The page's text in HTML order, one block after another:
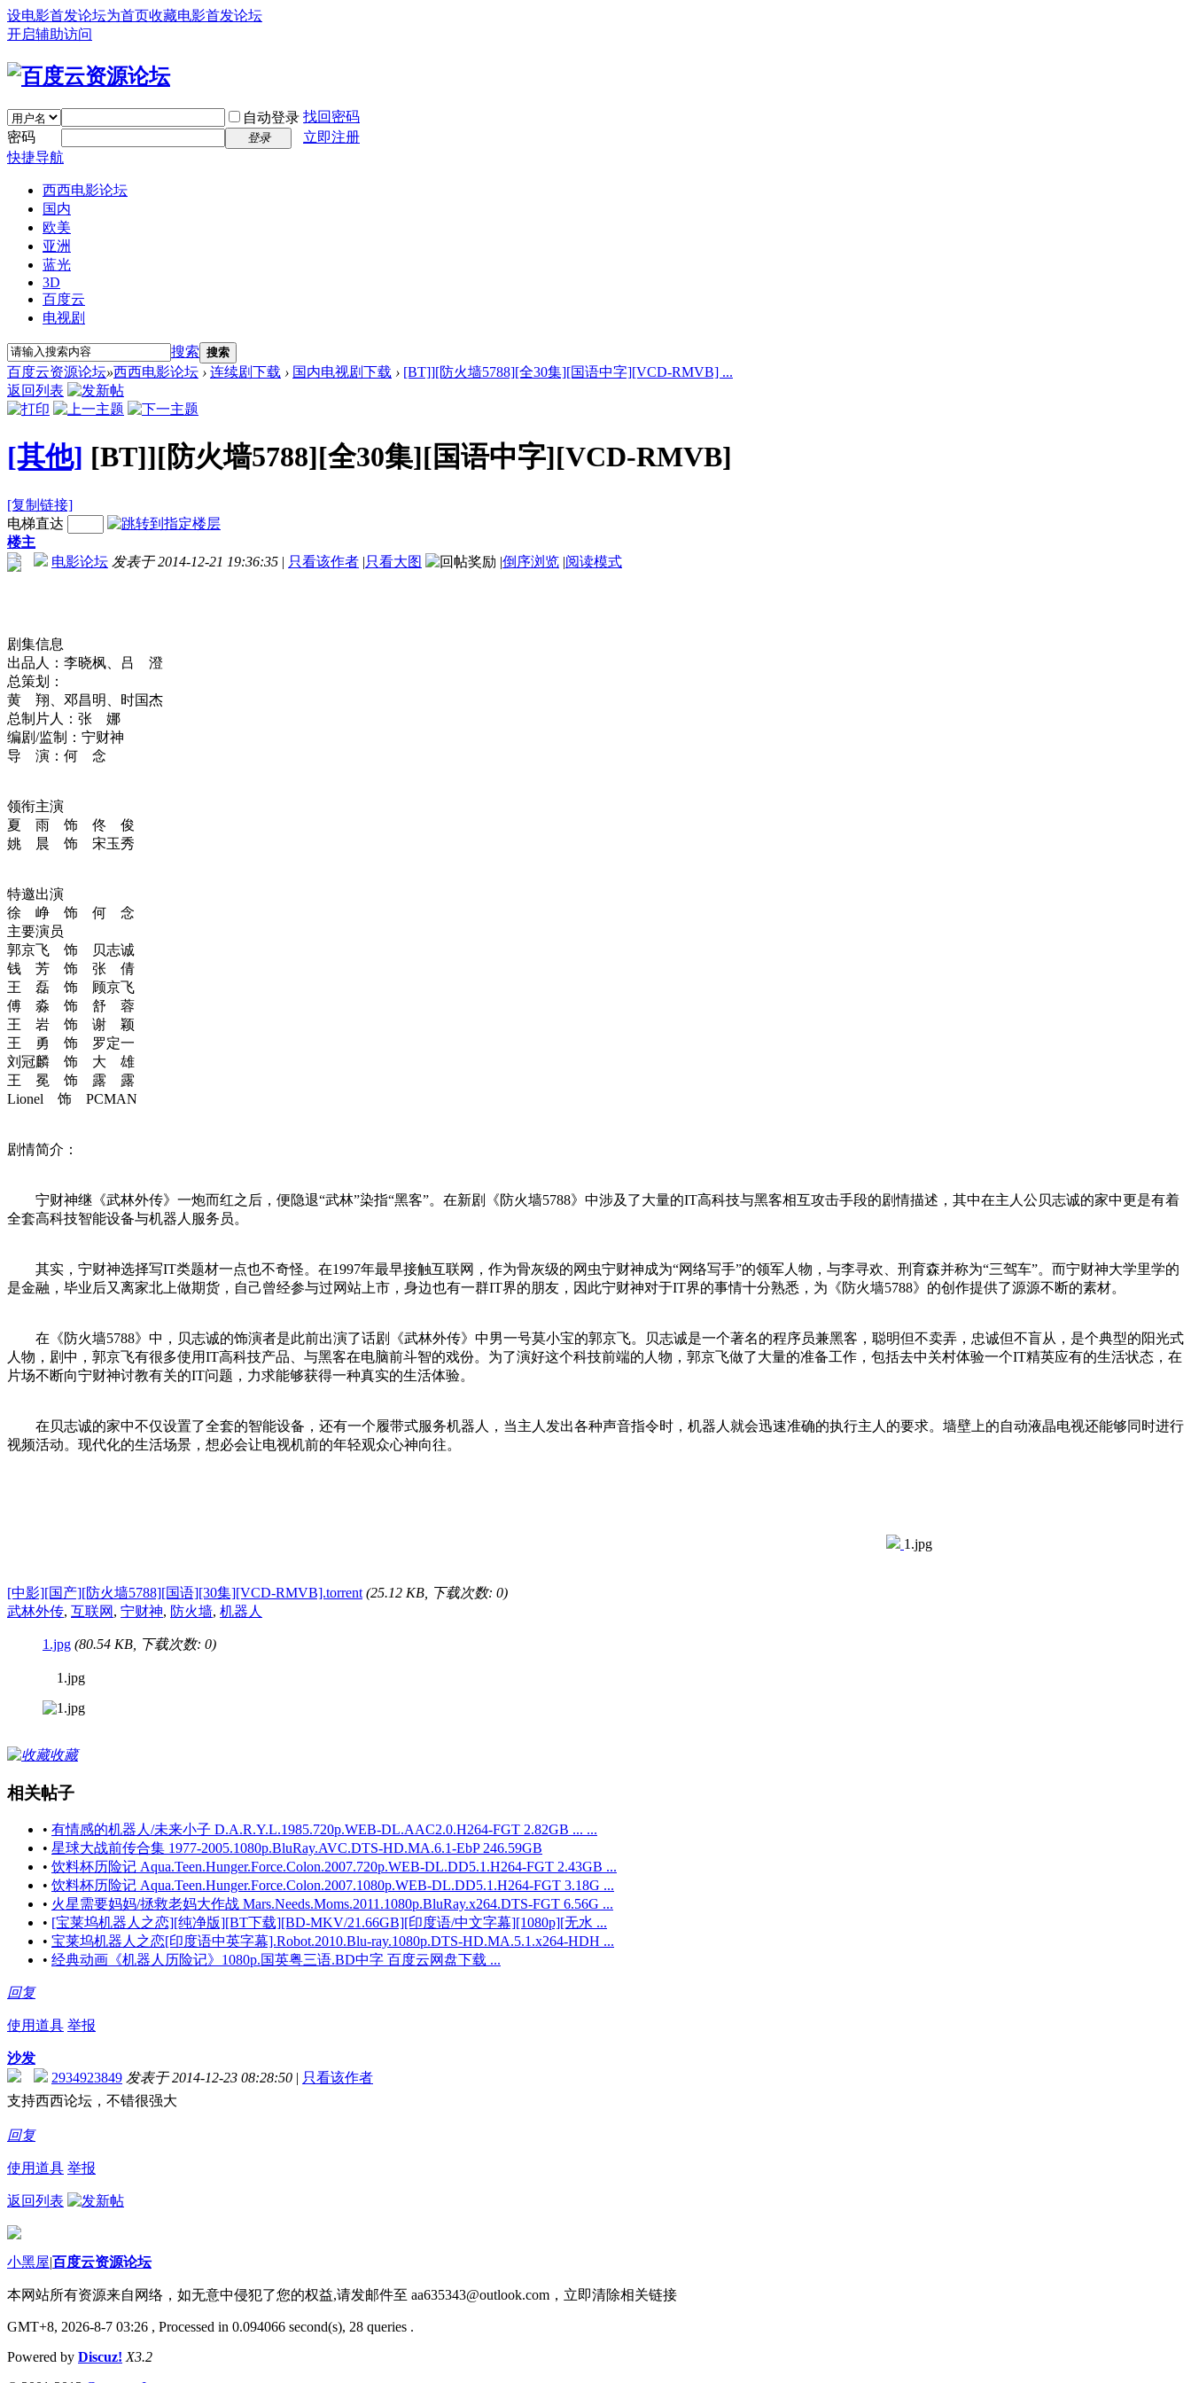
设电影首发论坛为首页收藏电影首发论坛
开启辅助访问
自动登录 找回密码
密码
登录
立即注册
快捷导航
西西电影论坛
国内
欧美
亚洲
蓝光
3D
百度云
电视剧
搜索 搜索
百度云资源论坛»西西电影论坛 › 连续剧下载 › 国内电视剧下载 › [BT]][防火墙5788][全30集][国语中字][VCD-RMVB] ...
返回列表
[其他] [BT]][防火墙5788][全30集][国语中字][VCD-RMVB]
[复制链接]
电梯直达
楼主
电影论坛 发表于 2014-12-21 19:36:35 | 只看该作者 |只看大图 |倒序浏览 |阅读模式
剧集信息
出品人：李晓枫、吕 澄
总策划：
黄 翔、邓昌明、时国杰
总制片人：张 娜
编剧/监制：宁财神
导 演：何 念
领衔主演
夏 雨 饰 佟 俊
姚 晨 饰 宋玉秀
特邀出演
徐 峥 饰 何 念
主要演员
郭京飞 饰 贝志诚
钱 芳 饰 张 倩
王 磊 饰 顾京飞
傅 淼 饰 舒 蓉
王 岩 饰 谢 颖
王 勇 饰 罗定一
刘冠麟 饰 大 雄
王 冕 饰 露 露
Lionel 饰 PCMAN
剧情简介：
宁财神继《武林外传》一炮而红之后，便隐退“武林”染指“黑客”。在新剧《防火墙5788》中涉及了大量的IT高科技与黑客相互攻击手段的剧情描述，其中在主人公贝志诚的家中更是有着
全套高科技智能设备与机器人服务员。
其实，宁财神选择写IT类题材一点也不奇怪。在1997年最早接触互联网，作为骨灰级的网虫宁财神成为“网络写手”的领军人物，与李寻欢、刑育森并称为“三驾车”。而宁财神大学里学的
是金融，毕业后又离家北上做期货，自己曾经参与过网站上市，身边也有一群IT界的朋友，因此宁财神对于IT界的事情十分熟悉，为《防火墙5788》的创作提供了源源不断的素材。
在《防火墙5788》中，贝志诚的饰演者是此前出演了话剧《武林外传》中男一号莫小宝的郭京飞。贝志诚是一个著名的程序员兼黑客，聪明但不卖弄，忠诚但不盲从，是个典型的阳光式
人物，剧中，郭京飞有很多使用IT高科技产品、与黑客在电脑前斗智的戏份。为了演好这个科技前端的人物，郭京飞做了大量的准备工作，包括去中关村体验一个IT精英应有的生活状态，在
片场不断向宁财神讨教有关的IT问题，力求能够获得一种真实的生活体验。
在贝志诚的家中不仅设置了全套的智能设备，还有一个履带式服务机器人，当主人发出各种声音指令时，机器人就会迅速准确的执行主人的要求。墙壁上的自动液晶电视还能够同时进行
视频活动。现代化的生活场景，想必会让电视机前的年轻观众心神向往。
1.jpg
[中影][国产][防火墙5788][国语][30集][VCD-RMVB].torrent (25.12 KB, 下载次数: 0)
武林外传, 互联网 , 宁财神, 防火墙, 机器人
1.jpg (80.54 KB, 下载次数: 0)
1.jpg
收藏
相关帖子
• 有情感的机器人/未来小子 D.A.R.Y.L.1985.720p.WEB-DL.AAC2.0.H264-FGT 2.82GB ... ...
• 星球大战前传合集 1977-2005.1080p.BluRay.AVC.DTS-HD.MA.6.1-EbP 246.59GB
• 饮料杯历险记 Aqua.Teen.Hunger.Force.Colon.2007.720p.WEB-DL.DD5.1.H264-FGT 2.43GB ...
• 饮料杯历险记 Aqua.Teen.Hunger.Force.Colon.2007.1080p.WEB-DL.DD5.1.H264-FGT 3.18G ...
• 火星需要妈妈/拯救老妈大作战 Mars.Needs.Moms.2011.1080p.BluRay.x264.DTS-FGT 6.56G ...
• [宝莱坞机器人之恋][纯净版][BT下载][BD-MKV/21.66GB][印度语/中文字幕][1080p][无水 ...
• 宝莱坞机器人之恋[印度语中英字幕].Robot.2010.Blu-ray.1080p.DTS-HD.MA.5.1.x264-HDH ...
• 经典动画《机器人历险记》1080p.国英粤三语.BD中字 百度云网盘下载 ...
回复
使用道具 举报
沙发
2934923849 发表于 2014-12-23 08:28:50 | 只看该作者
支持西西论坛，不错很强大
回复
使用道具 举报
返回列表
小黑屋|百度云资源论坛
本网站所有资源来自网络，如无意中侵犯了您的权益,请发邮件至 aa635343@outlook.com ，立即清除相关链接
GMT+8, 2026-8-7 03:26 , Processed in 0.094066 second(s), 28 queries .
Powered by Discuz! X3.2